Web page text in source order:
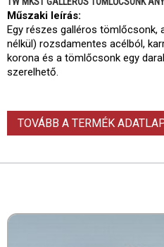
Műszaki leírás:
Egy részes galléros tömlőcsonk,
nélkül) rozsdamentes acélból,
korona és a tömlőcsonk egy
szerelhető.
TOVÁBB A TERMÉK